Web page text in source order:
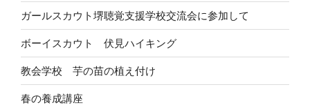
ガールスカウト堺聴覚支援学校交流会に参加して
ボーイスカウト 伏見ハイキング
教会学校 芋の苗の植え付け
春の養成講座